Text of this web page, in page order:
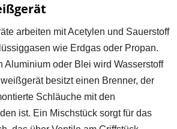
arbeiten mit Acetylen und Sauerstoff
wie Erdgas oder Propan.
Aluminium oder Blei wird Wasserstoff
besitzt einen Brenner, der
Schläuche mit den
ist. Ein Mischstück sorgt für das